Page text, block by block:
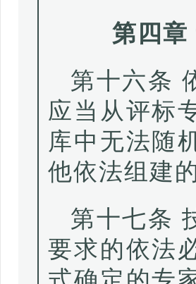
第四章
第十六条
应当从评标
库中无法随
他依法组建
第十七条
要求的依法